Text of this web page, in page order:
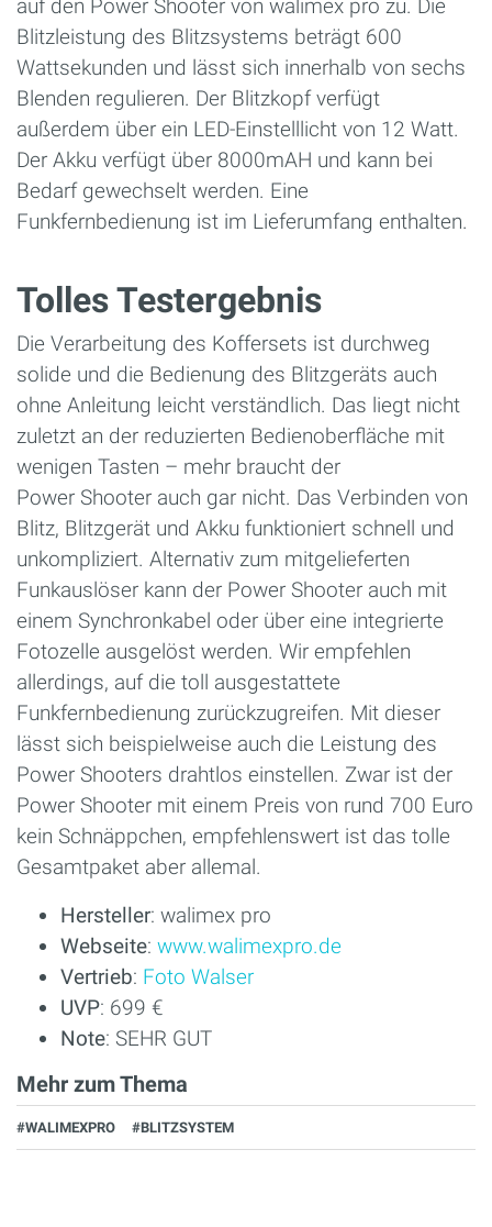
auf den Power Shooter von walimex pro zu. Die
Blitzleistung des Blitzsystems beträgt 600
Wattsekunden und lässt sich innerhalb von sechs
Blenden regulieren. Der Blitzkopf verfügt
außerdem über ein LED-Einstelllicht von 12 Watt.
Der Akku verfügt über 8000mAH und kann bei
Bedarf gewechselt werden. Eine
Funkfernbedienung ist im Lieferumfang enthalten.
Tolles Testergebnis
Die Verarbeitung des Koffersets ist durchweg
solide und die Bedienung des Blitzgeräts auch
ohne Anleitung leicht verständlich. Das liegt nicht
zuletzt an der reduzierten Bedienoberfläche mit
wenigen Tasten – mehr braucht der
Power Shooter auch gar nicht. Das Verbinden von
Blitz, Blitzgerät und Akku funktioniert schnell und
unkompliziert. Alternativ zum mitgelieferten
Funkauslöser kann der Power Shooter auch mit
einem Synchronkabel oder über eine integrierte
Fotozelle ausgelöst werden. Wir empfehlen
allerdings, auf die toll ausgestattete
Funkfernbedienung zurückzugreifen. Mit dieser
lässt sich beispielweise auch die Leistung des
Power Shooters drahtlos einstellen. Zwar ist der
Power Shooter mit einem Preis von rund 700 Euro
kein Schnäppchen, empfehlenswert ist das tolle
Gesamtpaket aber allemal.
Hersteller: walimex pro
Webseite: www.walimexpro.de
Vertrieb: Foto Walser
UVP: 699 €
Note: SEHR GUT
Mehr zum Thema
#WALIMEXPRO #BLITZSYSTEM